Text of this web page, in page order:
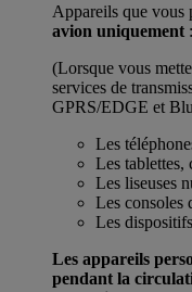
Appareils que vous
avion uniquement :
(Lorsque vous
services de
GPRS/EDGE et
Les
Les tablettes,
Les liseuses
Les consoles
Les
Les appareils
pendant la